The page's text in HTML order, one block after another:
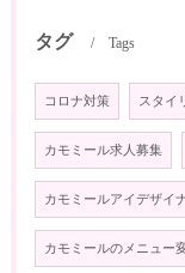
タグ Tags
コロナ対策 スタイ
カモミール求人募集
カモミールアイデザイ
カモミールのメニュー